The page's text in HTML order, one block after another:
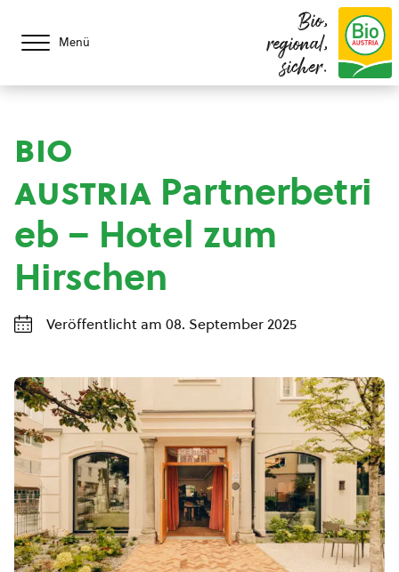
Menü
Bio,
regional,
sicher.
bio
austria Partnerbetri
eb – Hotel zum
Hirschen
Veröffentlicht am 08. September 2025